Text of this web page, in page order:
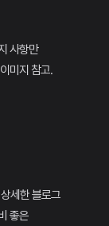
사항만
미지 참고.
세한 블로그
좋은